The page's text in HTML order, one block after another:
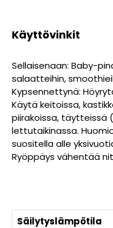
Käyttövinkit
Sellaisenaan: Baby-
salaatteihin,
Kypsennettynä:
Käytä keitoissa,
piirakoissa, täytteissä
lettutaikinassa.
suositella alle
Ryöppäys vähentää
Säilytyslämpötila